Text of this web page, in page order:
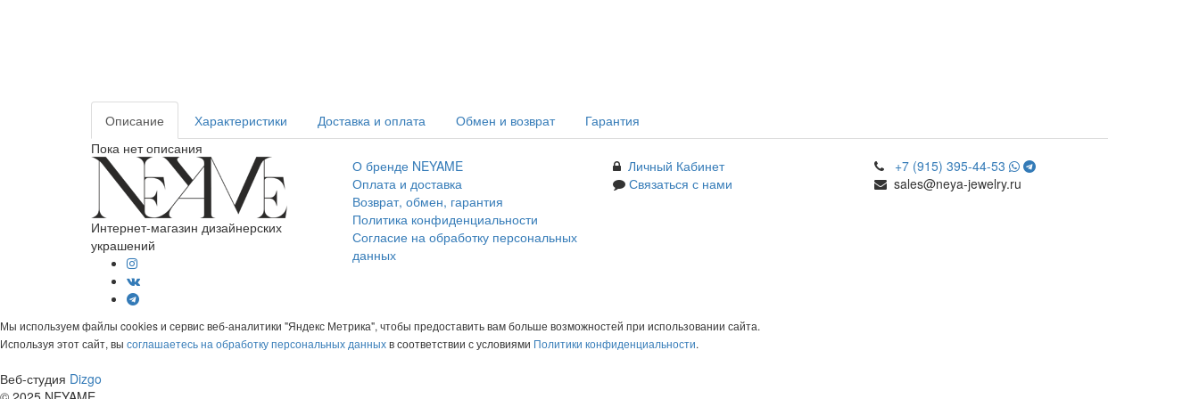
Описание Характеристики Доставка и оплата Обмен и возврат
Гарантия
Пока нет описания
Интернет-магазин дизайнерских
украшений
О бренде NEYAME
Оплата и доставка
Возврат, обмен, гарантия
Политика конфиденциальности
Согласие на обработку персональных
данных
Личный Кабинет
Связаться с нами
+7 (915) 395-44-53
sales@neya-jewelry.ru
Мы используем файлы cookies и сервис веб-аналитики "Яндекс Метрика", чтобы предоставить вам больше возможностей при использовании сайта.
Используя этот сайт, вы соглашаетесь на обработку персональных данныхв соответствии с условиями Политики конфиденциальности.
Веб-студия Dizgo